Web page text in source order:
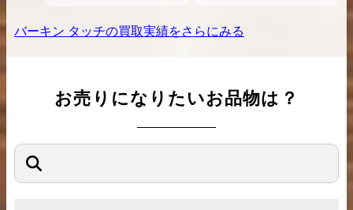
バーキン タッチの買取実績をさらにみる
お売りになりたいお品物は？